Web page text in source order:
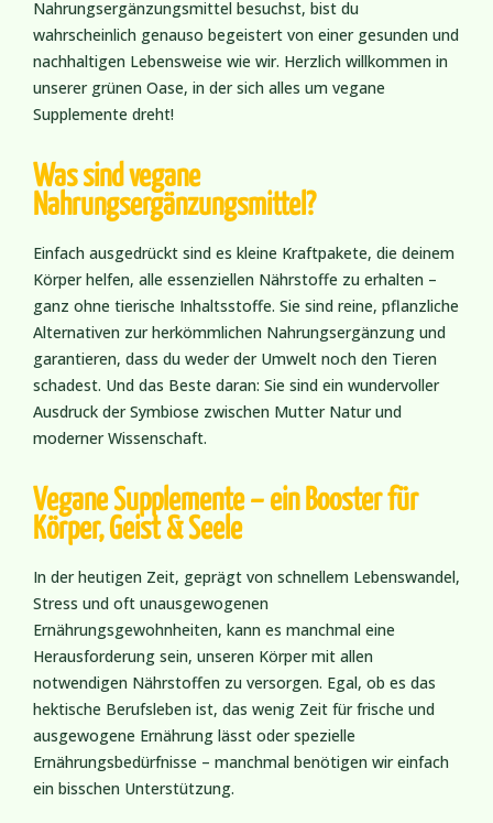
Nahrungsergänzungsmittel besuchst, bist du
wahrscheinlich genauso begeistert von einer gesunden und
nachhaltigen Lebensweise wie wir. Herzlich willkommen in
unserer grünen Oase, in der sich alles um vegane
Supplemente dreht!
Was sind vegane
Nahrungsergänzungsmittel?
Einfach ausgedrückt sind es kleine Kraftpakete, die deinem
Körper helfen, alle essenziellen Nährstoffe zu erhalten –
ganz ohne tierische Inhaltsstoffe. Sie sind reine, pflanzliche
Alternativen zur herkömmlichen Nahrungsergänzung und
garantieren, dass du weder der Umwelt noch den Tieren
schadest. Und das Beste daran: Sie sind ein wundervoller
Ausdruck der Symbiose zwischen Mutter Natur und
moderner Wissenschaft.
Vegane Supplemente – ein Booster für
Körper, Geist & Seele
In der heutigen Zeit, geprägt von schnellem Lebenswandel,
Stress und oft unausgewogenen
Ernährungsgewohnheiten, kann es manchmal eine
Herausforderung sein, unseren Körper mit allen
notwendigen Nährstoffen zu versorgen. Egal, ob es das
hektische Berufsleben ist, das wenig Zeit für frische und
ausgewogene Ernährung lässt oder spezielle
Ernährungsbedürfnisse – manchmal benötigen wir einfach
ein bisschen Unterstützung.